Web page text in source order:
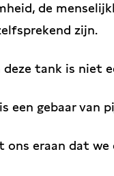
de
zijn.
tank is niet
een gebaar van
ons eraan dat